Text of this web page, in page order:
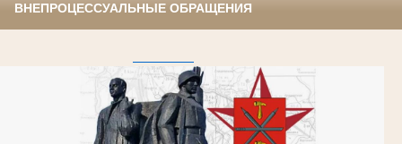
ВНЕПРОЦЕССУАЛЬНЫЕ ОБРАЩЕНИЯ